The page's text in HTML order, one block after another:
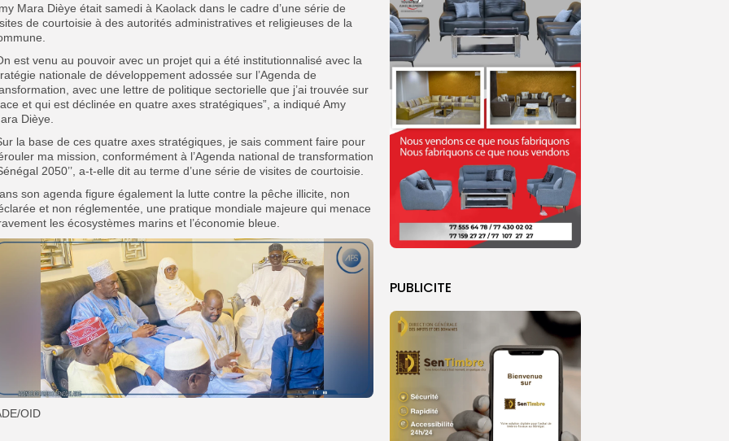
PUBLICITE
Mara Dièye était samedi à Kaolack dans le cadre d’une série de
de courtoisie à des autorités administratives et religieuses de la
est venu au pouvoir avec un projet qui a été institutionnalisé avec la
nationale de développement adossée sur l’Agenda de
avec une lettre de politique sectorielle que j’ai trouvée sur
et qui est déclinée en quatre axes stratégiques”, a indiqué Amy
Dièye.
la base de ces quatre axes stratégiques, je sais comment faire pour
ma mission, conformément à l’Agenda national de transformation
2050’’, a-t-elle dit au terme d’une série de visites de courtoisie.
son agenda figure également la lutte contre la pêche illicite, non
et non réglementée, une pratique mondiale majeure qui menace
les écosystèmes marins et l’économie bleue.
OID